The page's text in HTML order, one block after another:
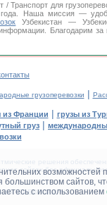
возможностей
сайтов,
с использованием
/ Транспорт для
Наша миссия —
Узбекистан —
Благодарим
грузоперевозки |
из Франции | грузы из
груз |
решения
сайтах без
™!